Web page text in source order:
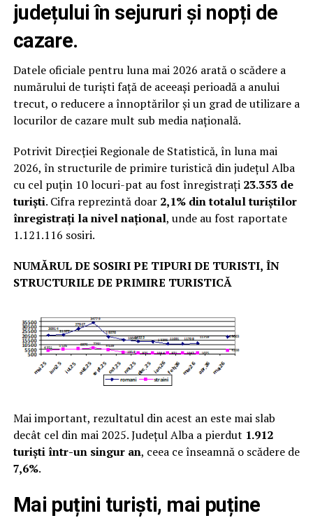
județului în sejururi și nopți de
cazare.
Datele oficiale pentru luna mai 2026 arată o scădere a
numărului de turiști față de aceeași perioadă a anului
trecut, o reducere a înnoptărilor și un grad de utilizare a
locurilor de cazare mult sub media națională.
Potrivit Direcției Regionale de Statistică, în luna mai
2026, în structurile de primire turistică din județul Alba
cu cel puțin 10 locuri-pat au fost înregistrați 23.353 de
turiști. Cifra reprezintă doar 2,1% din totalul turiștilor
înregistrați la nivel național, unde au fost raportate
1.121.116 sosiri.
NUMĂRUL DE SOSIRI PE TIPURI DE TURISTI, ÎN
STRUCTURILE DE PRIMIRE TURISTICĂ
Mai important, rezultatul din acest an este mai slab
decât cel din mai 2025. Județul Alba a pierdut 1.912
turiști într-un singur an, ceea ce înseamnă o scădere de
7,6%.
Mai puțini turiști, mai puține